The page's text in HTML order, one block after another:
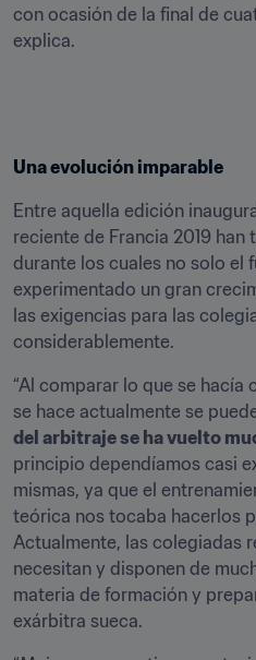
con ocasión de la final de
explica.
Una evolución imparable
Entre aquella edición
reciente de Francia 2019 han
durante los cuales no solo el
experimentado un gran
las exigencias para las
considerablemente.
“Al comparar lo que se hacía
se hace actualmente se
del arbitraje se ha vuelto
principio dependíamos casi
mismas, ya que el
teórica nos tocaba hacerlos
Actualmente, las colegiadas
necesitan y disponen de
materia de formación y
exárbitra sueca.